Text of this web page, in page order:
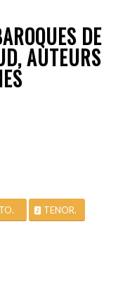
DE
AUTEURS
TENOR.